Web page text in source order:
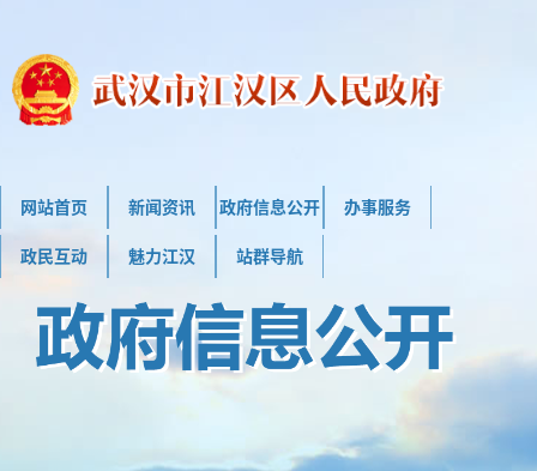
网站首页 新闻资讯 政府信息公开 办事服务
政民互动 魅力江汉 站群导航